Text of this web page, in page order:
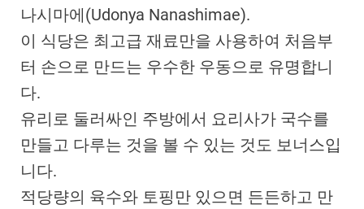
나시마에(Udonya Nanashimae).
이 식당은 최고급 재료만을 사용하여 처음부
터 손으로 만드는 우수한 우동으로 유명합니
다.
유리로 둘러싸인 주방에서 요리사가 국수를
만들고 다루는 것을 볼 수 있는 것도 보너스입
니다.
적당량의 육수와 토핑만 있으면 든든하고 만